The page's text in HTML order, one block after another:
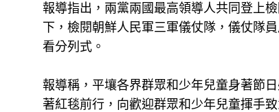
報導指出，兩黨兩國最高領導人共同登上
下，檢閱朝鮮人民軍三軍儀仗隊，儀仗隊
看分列式。
報導稱，平壤各界群眾和少年兒童身著節
著紅毯前行，向歡迎群眾和少年兒童揮手致